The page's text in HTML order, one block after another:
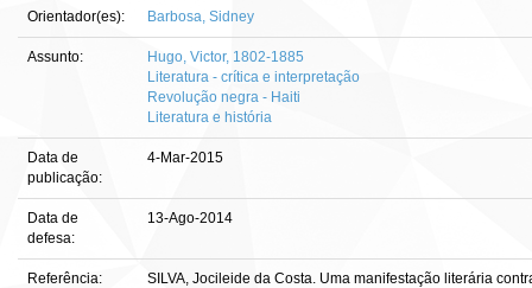
Orientador(es): Barbosa, Sidney
Assunto:
Hugo, Victor, 1802-1885
Literatura - crítica e interpretação
Revolução negra - Haiti
Literatura e história
Data de
publicação:
4-Mar-2015
Data de
defesa:
13-Ago-2014
Referência:
SILVA, Jocileide da Costa. Uma manifestação literária